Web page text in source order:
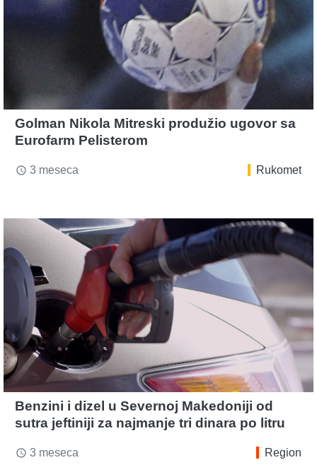
Golman Nikola Mitreski produžio ugovor sa
Eurofarm Pelisterom
access_time 3 meseca Rukomet
Benzini i dizel u Severnoj Makedoniji od
sutra jeftiniji za najmanje tri dinara po litru
access_time 3 meseca Region